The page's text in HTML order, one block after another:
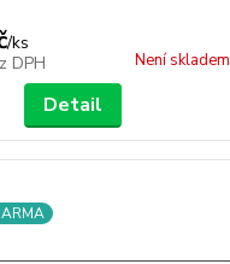
/ks
DPH Není skladem
Detail